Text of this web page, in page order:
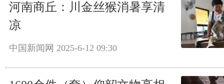
河南商丘：川金丝猴消暑享清
凉
中国新闻网 2025-6-12 09:30